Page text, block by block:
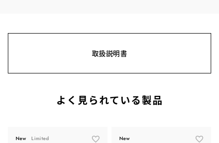
取扱説明書
よく見られている製品
New Limited New